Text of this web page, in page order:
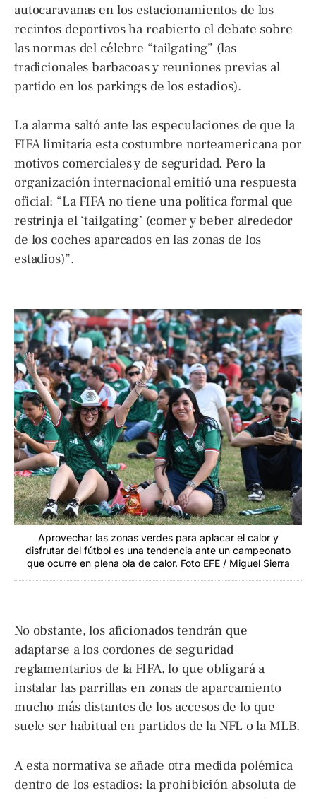
autocaravanas en los estacionamientos de los
recintos deportivos ha reabierto el debate sobre
las normas del célebre “tailgating” (las
tradicionales barbacoas y reuniones previas al
partido en los parkings de los estadios).
La alarma saltó ante las especulaciones de que la
FIFA limitaría esta costumbre norteamericana por
motivos comerciales y de seguridad. Pero la
organización internacional emitió una respuesta
oficial: “La FIFA no tiene una política formal que
restrinja el ‘tailgating’ (comer y beber alrededor
de los coches aparcados en las zonas de los
estadios)”.
Aprovechar las zonas verdes para aplacar el calor y
disfrutar del fútbol es una tendencia ante un campeonato
que ocurre en plena ola de calor. Foto EFE / Miguel Sierra
No obstante, los aficionados tendrán que
adaptarse a los cordones de seguridad
reglamentarios de la FIFA, lo que obligará a
instalar las parrillas en zonas de aparcamiento
mucho más distantes de los accesos de lo que
suele ser habitual en partidos de la NFL o la MLB.
A esta normativa se añade otra medida polémica
dentro de los estadios: la prohibición absoluta de